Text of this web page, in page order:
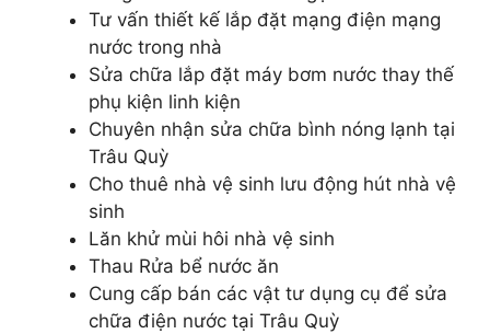
Tư vấn thiết kế lắp đặt mạng điện mạng
nước trong nhà
Sửa chữa lắp đặt máy bơm nước thay thế
phụ kiện linh kiện
Chuyên nhận sửa chữa bình nóng lạnh tại
Trâu Quỳ
Cho thuê nhà vệ sinh lưu động hút nhà vệ
sinh
Lăn khử mùi hôi nhà vệ sinh
Thau Rửa bể nước ăn
Cung cấp bán các vật tư dụng cụ để sửa
chữa điện nước tại Trâu Quỳ